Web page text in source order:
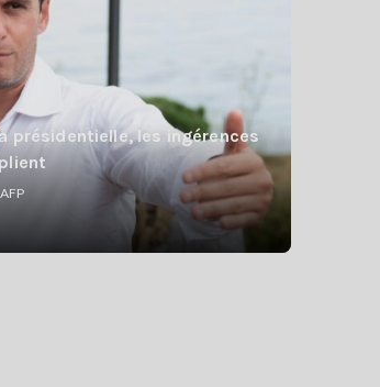
présidentielle, les ingérences
AFP